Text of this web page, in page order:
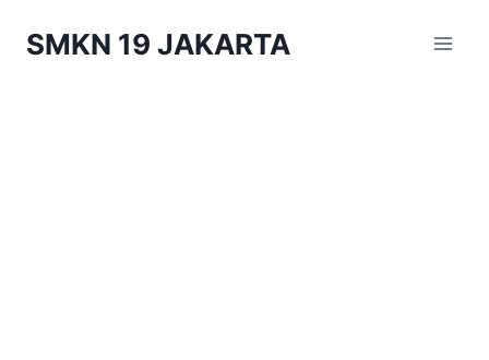
SMKN 19 JAKARTA